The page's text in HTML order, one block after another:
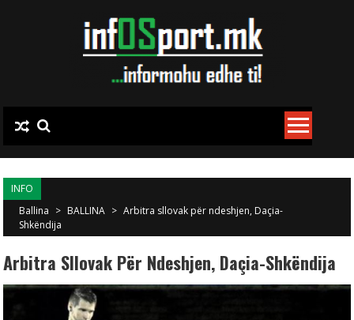
INFO
Ballina > BALLINA > Arbitra sllovak për ndeshjen, Daçia-
Shkëndija
Arbitra Sllovak Për Ndeshjen, Daçia-Shkëndija